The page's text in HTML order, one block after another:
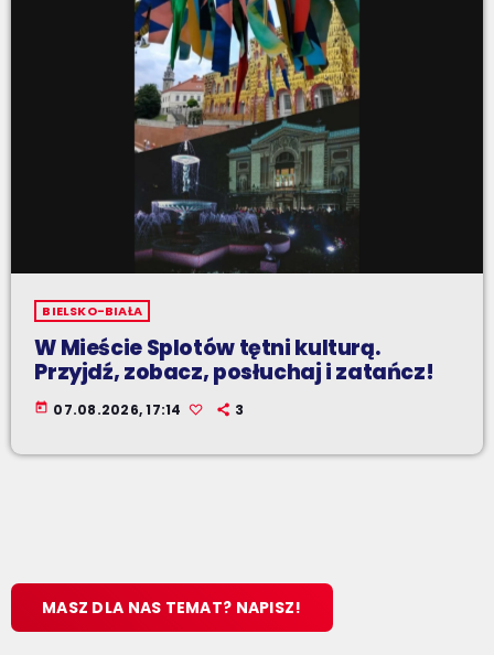
BIELSKO-BIAŁA
W Mieście Splotów tętni kulturą.
Przyjdź, zobacz, posłuchaj i zatańcz!
today 07.08.2026, 17:14 3
MASZ DLA NAS TEMAT? NAPISZ!